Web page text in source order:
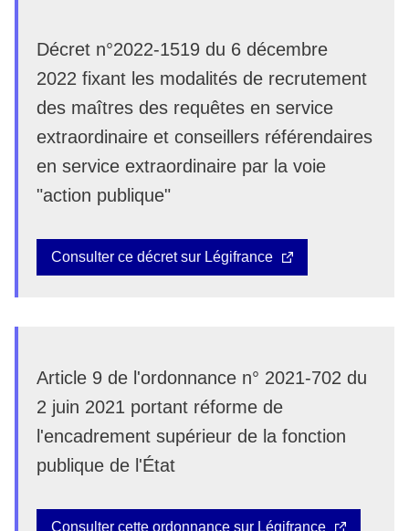
Décret n°2022-1519 du 6 décembre
2022 fixant les modalités de recrutement
des maîtres des requêtes en service
extraordinaire et conseillers référendaires
en service extraordinaire par la voie
"action publique"
Consulter ce décret sur Légifrance
Article 9 de l'ordonnance n° 2021-702 du
2 juin 2021 portant réforme de
l'encadrement supérieur de la fonction
publique de l'État
Consulter cette ordonnance sur Légifrance